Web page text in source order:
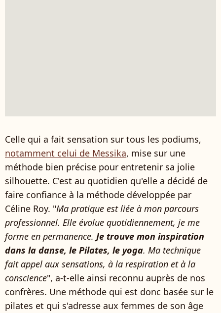
Celle qui a fait sensation sur tous les podiums,
notamment celui de Messika, mise sur une
méthode bien précise pour entretenir sa jolie
silhouette. C'est au quotidien qu'elle a décidé de
faire confiance à la méthode développée par
Céline Roy. "Ma pratique est liée à mon parcours
professionnel. Elle évolue quotidiennement, je me
forme en permanence. Je trouve mon inspiration
dans la danse, le Pilates, le yoga. Ma technique
fait appel aux sensations, à la respiration et à la
conscience", a-t-elle ainsi reconnu auprès de nos
confrères. Une méthode qui est donc basée sur le
pilates et qui s'adresse aux femmes de son âge